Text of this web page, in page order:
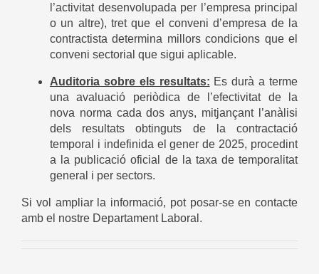
l’activitat desenvolupada per l’empresa principal
o un altre), tret que el conveni d’empresa de la
contractista determina millors condicions que el
conveni sectorial que sigui aplicable.
Auditoria sobre els resultats: Es durà a terme
una avaluació periòdica de l’efectivitat de la
nova norma cada dos anys, mitjançant l’anàlisi
dels resultats obtinguts de la contractació
temporal i indefinida el gener de 2025, procedint
a la publicació oficial de la taxa de temporalitat
general i per sectors.
Si vol ampliar la informació, pot posar-se en contacte
amb el nostre Departament Laboral.